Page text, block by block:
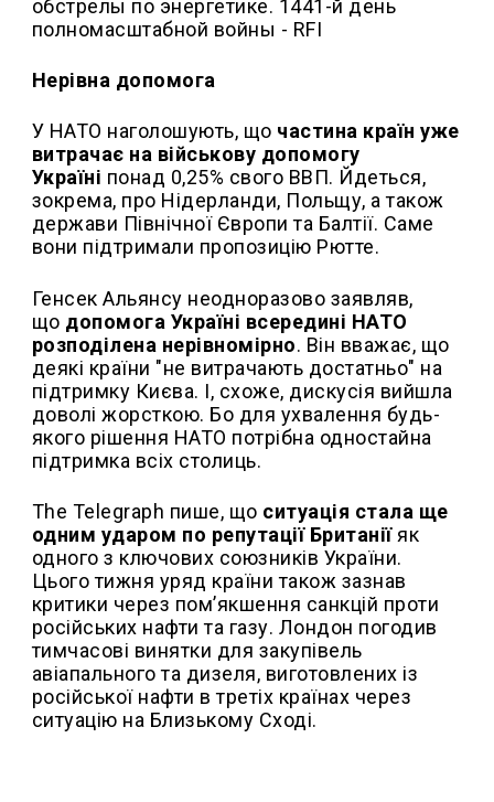
Нерівна допомога
У НАТО наголошують, що частина країн уже
витрачає на військову допомогу
Україні понад 0,25% свого ВВП. Йдеться,
зокрема, про Нідерланди, Польщу, а також
держави Північної Європи та Балтії. Саме
вони підтримали пропозицію Рютте.
Генсек Альянсу неодноразово заявляв,
що допомога Україні всередині НАТО
розподілена нерівномірно. Він вважає, що
деякі країни "не витрачають достатньо" на
підтримку Києва. І, схоже, дискусія вийшла
доволі жорсткою. Бо для ухвалення будь-
якого рішення НАТО потрібна одностайна
підтримка всіх столиць.
The Telegraph пише, що ситуація стала ще
одним ударом по репутації Британіїяк
одного з ключових союзників України.
Цього тижня уряд країни також зазнав
критики через пом’якшення санкцій проти
російських нафти та газу. Лондон погодив
тимчасові винятки для закупівель
авіапального та дизеля, виготовлених із
російської нафти в третіх країнах через
ситуацію на Близькому Сході.